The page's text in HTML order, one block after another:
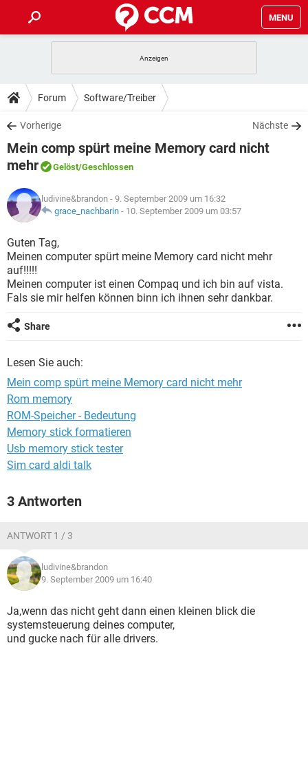
MENU
ANDROID IOS
WINDOWS 10
WHATSAPP TIKTOK
FACEBOOK
TIPPS & TRICKS
SPIELE
WINDOWS 10
FACEBOOK HARDWARE
DOWNLOADS
SPIELE STREAMING
ANDROID
WINDOWS 10 INSTAGRAM
WHATSAPP
FACEBOOK
FORUM
ANDROID IOS
WHATSAPP TIKTOK
FACEBOOK HARDWARE
LEXIKON
SPIELE
ANDROID
WINDOWS 10
WHATSAPP TIKTOK
Forum Software/Treiber
Vorherige Nächste
Mein comp spürt meine Memory card nicht
mehr
Gelöst/Geschlossen
ludivine&brandon - 9. September 2009 um 16:32
grace_nachbarin - 10. September 2009 um 03:57
Guten Tag,
Meinen computer spürt meine Memory card nicht mehr
auf!!!!!
Meinen computer ist einen Compaq und ich bin auf vista.
Fals sie mir helfen können binn ich ihnen sehr dankbar.
Share
Lesen Sie auch:
Mein comp spürt meine Memory card nicht mehr
Rom memory
ROM-Speicher - Bedeutung
Memory stick formatieren
Usb memory stick tester
Sim card aldi talk
3 Antworten
ANTWORT 1 / 3
ludivine&brandon
9. September 2009 um 16:40
Ja,wenn das nicht geht dann einen kleinen blick die
systemsteuerung deines computer,
und gucke nach für alle drivers.